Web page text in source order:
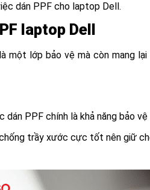
dán PPF cho laptop Dell.
laptop Dell
một lớp bảo vệ mà còn mang
PPF chính là khả năng bảo
trầy xước cực tốt nên giữ